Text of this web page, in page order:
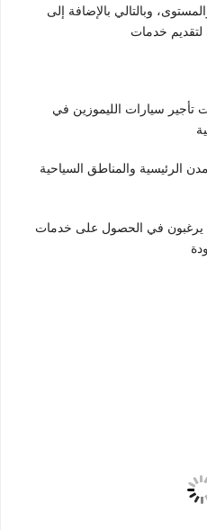
وبالتالي بالإضافة إلى
لتقديم خدمات
سيارات الليموزين في
الرئيسية والمناطق السياحية
يرغبون في الحصول على خدمات